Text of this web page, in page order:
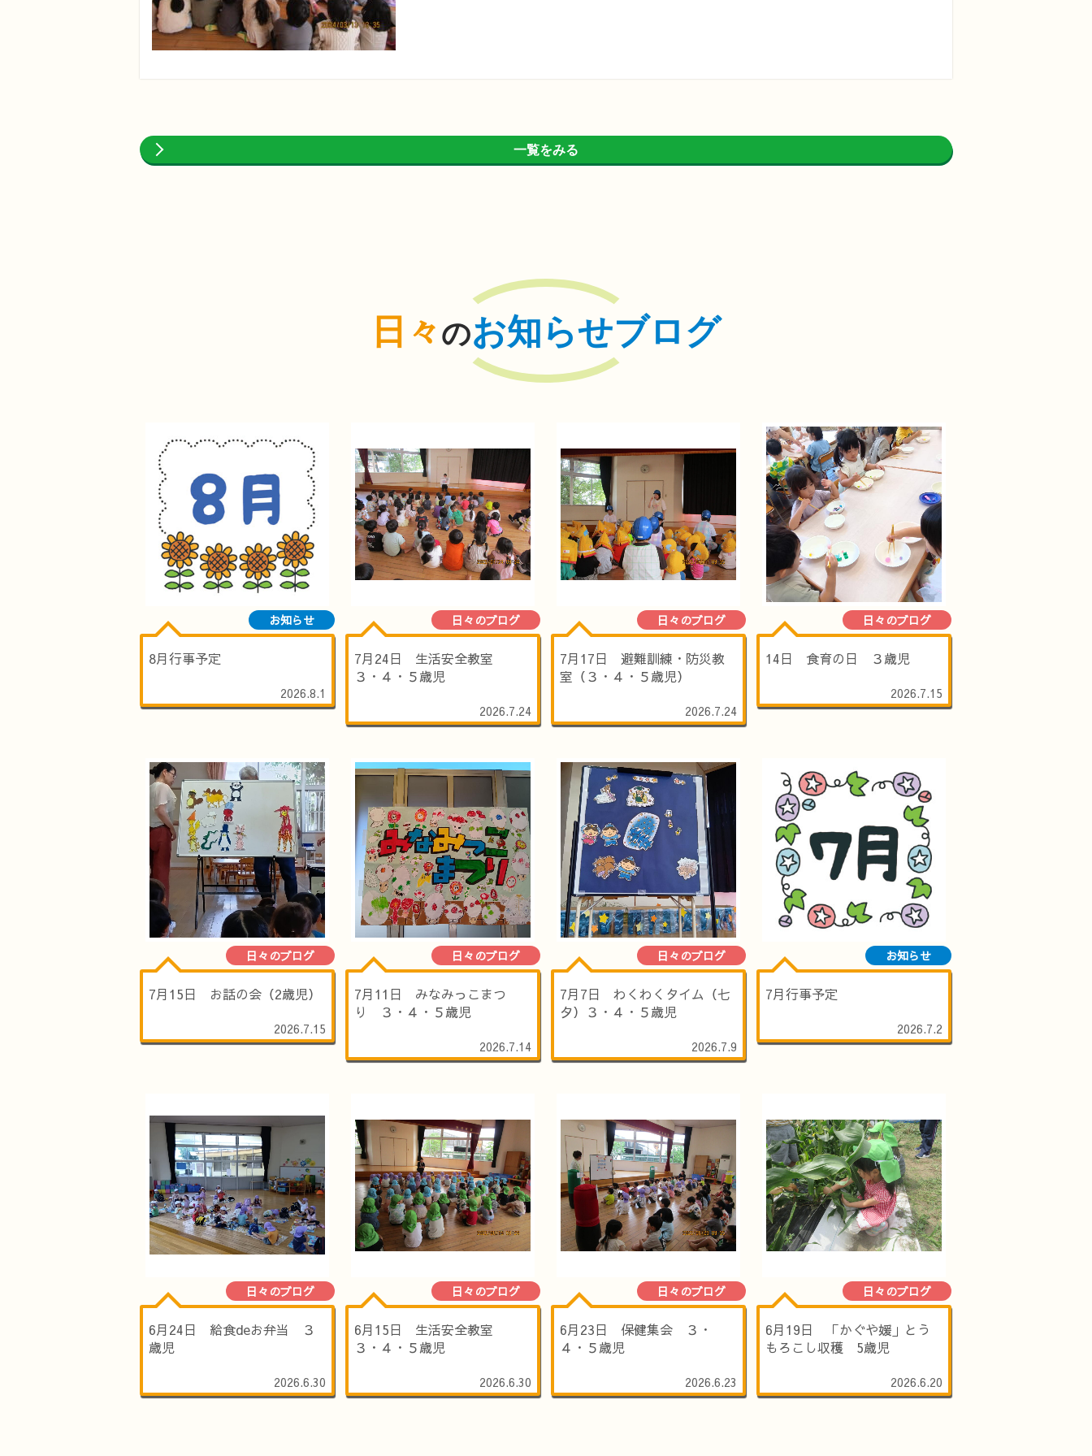
一覧をみる
日々のお知らせブログ
お知らせ
8月行事予定
2026.8.1
日々のブログ
7月24日 生活安全教室
３・４・５歳児
2026.7.24
日々のブログ
7月17日 避難訓練・防災教
室（３・４・５歳児）
2026.7.24
日々のブログ
14日 食育の日 ３歳児
2026.7.15
日々のブログ
7月15日 お話の会（2歳児）
2026.7.15
日々のブログ
7月11日 みなみっこまつ
り ３・４・５歳児
2026.7.14
日々のブログ
7月7日 わくわくタイム（七
夕）３・４・５歳児
2026.7.9
お知らせ
7月行事予定
2026.7.2
日々のブログ
6月24日 給食deお弁当 ３
歳児
2026.6.30
日々のブログ
6月15日 生活安全教室
３・４・５歳児
2026.6.30
日々のブログ
6月23日 保健集会 ３・
４・５歳児
2026.6.23
日々のブログ
6月19日 「かぐや媛」とう
もろこし収穫 5歳児
2026.6.20